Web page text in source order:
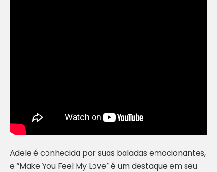
Adele é conhecida por suas baladas emocionantes,
e “Make You Feel My Love” é um destaque em seu